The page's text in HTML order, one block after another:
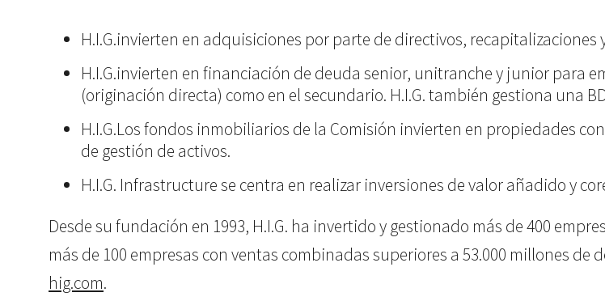
H.I.G.invierten en adquisiciones por parte de directivos,
H.I.G.invierten en financiación de deuda senior, unitranche y junior para
(originación directa) como en el secundario. H.I.G. también gestiona una
H.I.G.Los fondos inmobiliarios de la Comisión invierten en propiedades
de gestión de activos.
H.I.G. Infrastructure se centra en realizar inversiones de valor añadido y
Desde su fundación en 1993, H.I.G. ha invertido y gestionado más de 400
más de 100 empresas con ventas combinadas superiores a 53.000 millones de
hig.com.